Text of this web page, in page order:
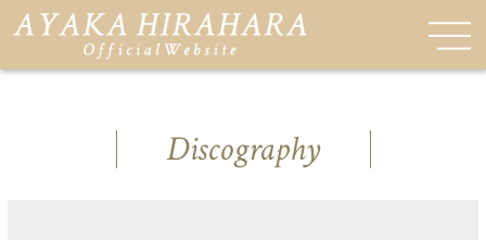
Discography